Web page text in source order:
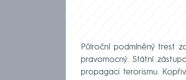
Půlroční podmíněný trest
pravomocný. Státní
propagaci terorismu.